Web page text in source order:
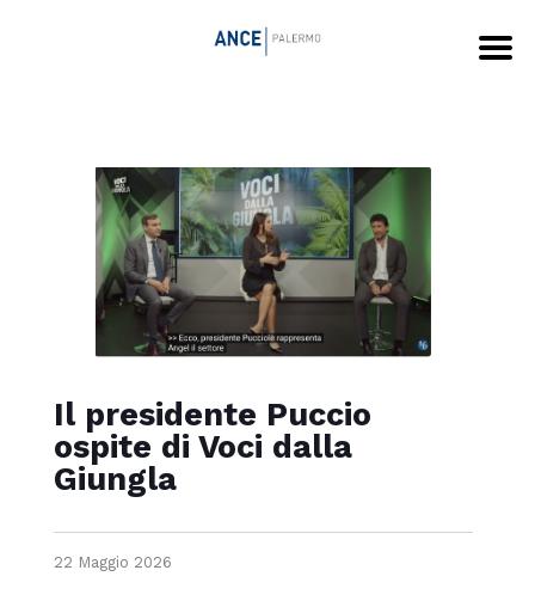
Il presidente Puccio
ospite di Voci dalla
Giungla
22 Maggio 2026